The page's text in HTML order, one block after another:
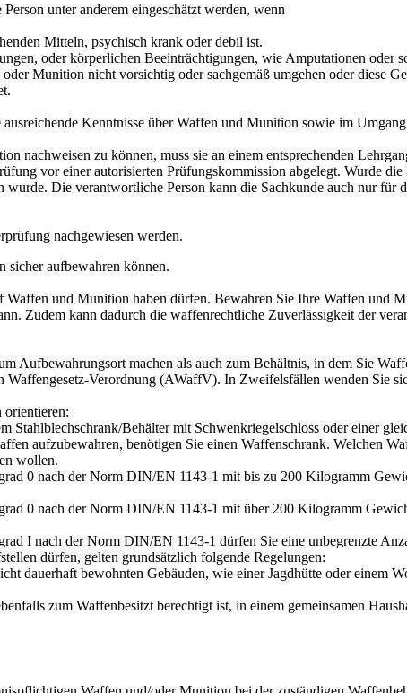
unter anderem eingeschätzt werden, wenn
Mitteln, psychisch krank oder debil ist.
oder körperlichen Beeinträchtigungen, wie Amputationen oder
Munition nicht vorsichtig oder sachgemäß umgehen oder diese
Kenntnisse über Waffen und Munition sowie im
nachweisen zu können, muss sie an einem entsprechenden
vor einer autorisierten Prüfungskommission abgelegt. Wurde
Die verantwortliche Person kann die Sachkunde auch nur
nachgewiesen werden.
sicher aufbewahren können.
Waffen und Munition haben dürfen. Bewahren Sie Ihre Waffen und
Zudem kann dadurch die waffenrechtliche Zuverlässigkeit der
Aufbewahrungsort machen als auch zum Behältnis, in dem Sie
Verordnung (AWaffV). In Zweifelsfällen wenden Sie
orientieren:
Stahlblechschrank/Behälter mit Schwenkriegelschloss oder einer
aufzubewahren, benötigen Sie einen Waffenschrank. Welchen
wollen.
0 nach der Norm DIN/EN 1143-1 mit bis zu 200 Kilogramm
0 nach der Norm DIN/EN 1143-1 mit über 200 Kilogramm
I nach der Norm DIN/EN 1143-1 dürfen Sie eine unbegrenzte
dürfen, gelten grundsätzlich folgende Regelungen:
dauerhaft bewohnten Gebäuden, wie einer Jagdhütte oder einem
zum Waffenbesitzt berechtigt ist, in einem gemeinsamen